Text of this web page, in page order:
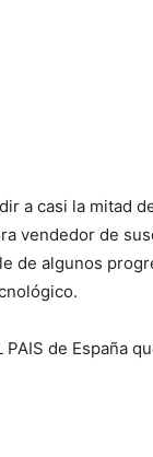
a casi la mitad
vendedor de
de algunos
de España